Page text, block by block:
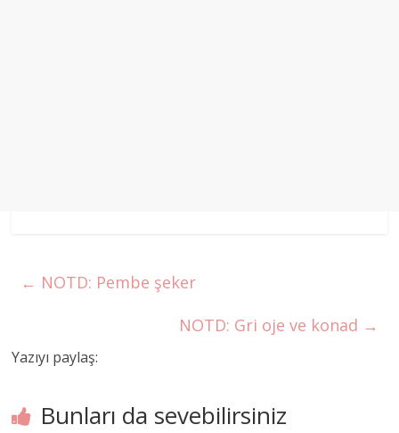
← NOTD: Pembe şeker
NOTD: Gri oje ve konad →
Yazıyı paylaş:
Bunları da sevebilirsiniz